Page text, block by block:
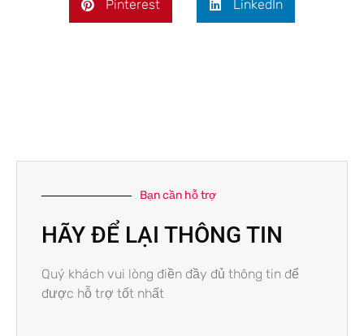
Pinterest LinkedIn
Bạn cần hỗ trợ
HÃY ĐỂ LẠI THÔNG TIN
Quý khách vui lòng điền đầy đủ thông tin để
được hỗ trợ tốt nhất